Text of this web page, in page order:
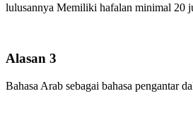
lulusannya Memiliki hafalan minimal 20
Alasan 3
Bahasa Arab sebagai bahasa pengantar